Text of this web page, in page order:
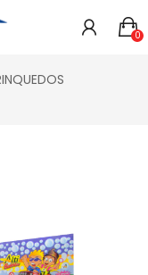
and mobile -
track assets. 0